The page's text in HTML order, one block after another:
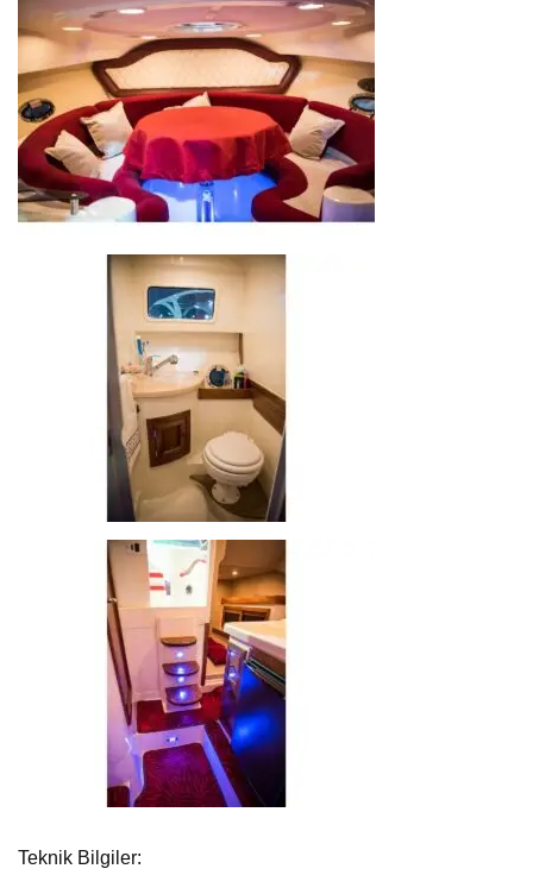
Teknik Bilgiler: